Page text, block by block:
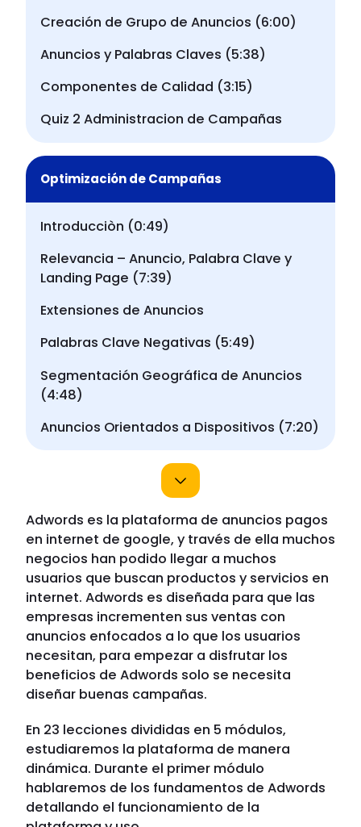
Creación de Grupo de Anuncios (6:00)
Anuncios y Palabras Claves (5:38)
Componentes de Calidad (3:15)
Quiz 2 Administracion de Campañas
Optimización de Campañas
Introducciòn (0:49)
Relevancia – Anuncio, Palabra Clave y
Landing Page (7:39)
Extensiones de Anuncios
Palabras Clave Negativas (5:49)
Segmentación Geográfica de Anuncios
(4:48)
Anuncios Orientados a Dispositivos (7:20)
Adwords es la plataforma de anuncios pagos
en internet de google, y través de ella muchos
negocios han podido llegar a muchos
usuarios que buscan productos y servicios en
internet. Adwords es diseñada para que las
empresas incrementen sus ventas con
anuncios enfocados a lo que los usuarios
necesitan, para empezar a disfrutar los
beneficios de Adwords solo se necesita
diseñar buenas campañas.
En 23 lecciones divididas en 5 módulos,
estudiaremos la plataforma de manera
dinámica. Durante el primer módulo
hablaremos de los fundamentos de Adwords
detallando el funcionamiento de la